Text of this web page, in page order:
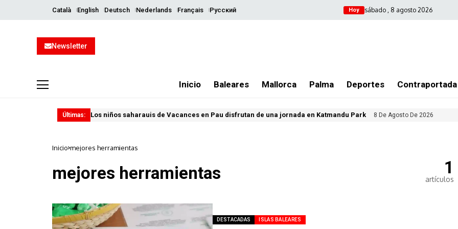
Català English Deutsch Nederlands Français Русский Hoy sábado , 8 agosto 2026
Newsletter
Inicio Baleares Mallorca Palma Deportes Contraportada
Últimas: Los niños saharauis de Vacances en Pau disfrutan de una jornada en Katmandu Park 8 De Agosto De 2026
Inicio mejores herramientas
mejores herramientas 1
artículos
DESTACADAS ISLAS BALEARES